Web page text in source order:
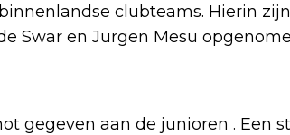
clubteams. Hierin zijn
Swar en Jurgen Mesu
gegeven aan de junioren . Een